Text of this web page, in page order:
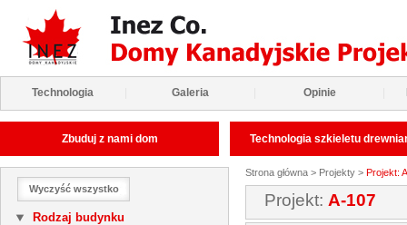
Technologia Galeria Opinie
Zbuduj z nami dom Technologia szkieletu
Wyczyść wszystko
Rodzaj budynku
Strona główna > Projekty > Projekt:
Projekt: A-107